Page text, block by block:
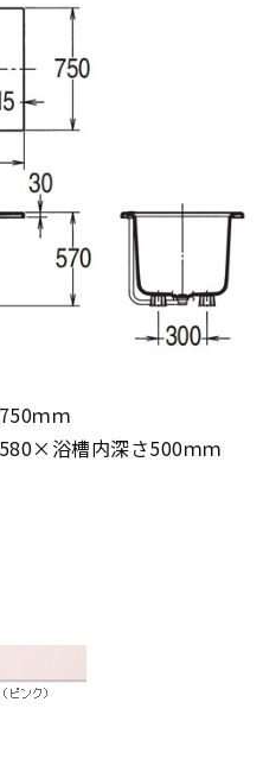
ｍｍ
浴槽内深さ500ｍｍ